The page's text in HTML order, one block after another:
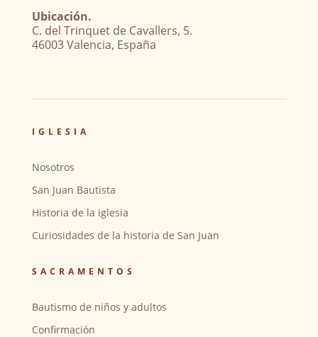
Ubicación.
C. del Trinquet de Cavallers, 5.
46003 Valencia, España
IGLESIA
Nosotros
San Juan Bautista
Historia de la iglesia
Curiosidades de la historia de San Juan
SACRAMENTOS
Bautismo de niños y adultos
Confirmación